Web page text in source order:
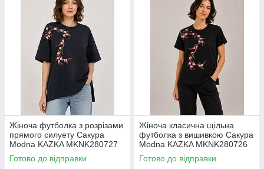
Жіноча футболка з розрізами
прямого силуету Сакура
Modna KAZKA MKNK280727
Готово до відправки
Жіноча класична щільна
футболка з вишивкою Сакура
Modna KAZKA MKNK280726
Готово до відправки